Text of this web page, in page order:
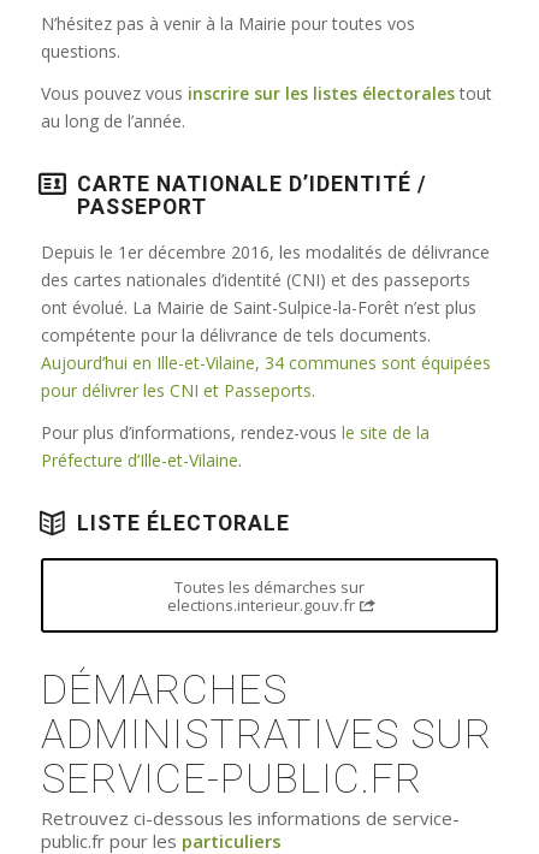
N’hésitez pas à venir à la Mairie pour toutes vos
questions.
Vous pouvez vous inscrire sur les listes électoralestout
au long de l’année.
CARTE NATIONALE D’IDENTITÉ /
PASSEPORT
Depuis le 1er décembre 2016, les modalités de délivrance
des cartes nationales d’identité (CNI) et des passeports
ont évolué. La Mairie de Saint-Sulpice-la-Forêt n’est plus
compétente pour la délivrance de tels documents.
Aujourd’hui en Ille-et-Vilaine, 34 communes sont équipées
pour délivrer les CNI et Passeports.
Pour plus d’informations, rendez-vous le site de la
Préfecture d’Ille-et-Vilaine.
LISTE ÉLECTORALE
Toutes les démarches sur
elections.interieur.gouv.fr
DÉMARCHES
ADMINISTRATIVES SUR
SERVICE-PUBLIC.FR
Retrouvez ci-dessous les informations de service-
public.fr pour les particuliers